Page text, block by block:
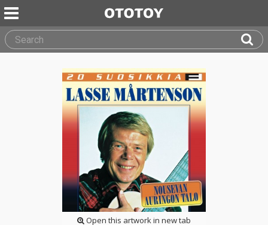
Open this artwork in new tab